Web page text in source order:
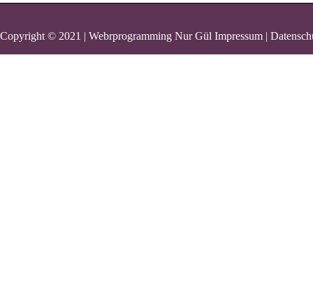
Copyright © 2021 | Webrprogramming Nur Gül Impressum |